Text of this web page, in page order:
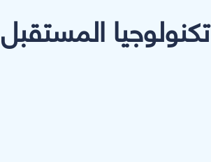
تكنولوجيا المستقبل